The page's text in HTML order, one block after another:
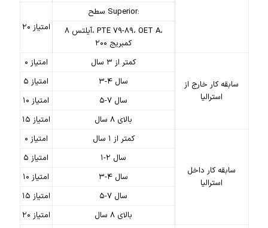
۲۰ امتیاز
سطح Superior:
آیلتس ۸، PTE ۷۹-۸۹، OET A،
کمبریج ۲۰۰
۰ امتیاز
کمتر از ۳ سال
سابقه کار خارج از
استرالیا
۵ امتیاز
۳-۴ سال
۱۰ امتیاز
۵-۷ سال
۱۵ امتیاز
بالای ۸ سال
۰ امتیاز
کمتر از ۱ سال
سابقه کار داخل
استرالیا
۵ امتیاز
۱-۲ سال
۱۰ امتیاز
۳-۴ سال
۱۵ امتیاز
۵-۷ سال
۲۰ امتیاز
بالای ۸ سال